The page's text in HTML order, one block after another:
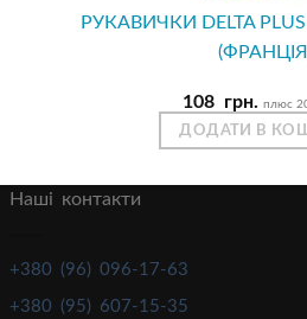
РУКАВИЧКИ DELTA
108 грн. плюс
ДОДАТИ В
Наші контакти
+380 (96) 096-17-63
+380 (95) 607-15-35